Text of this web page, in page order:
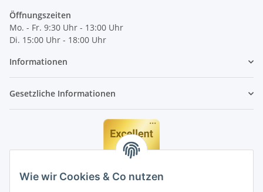
Wie wir Cookies & Co nutzen
Öffnungszeiten
Mo. - Fr. 9:30 Uhr - 13:00 Uhr
Di. 15:00 Uhr - 18:00 Uhr
Informationen
Gesetzliche Informationen